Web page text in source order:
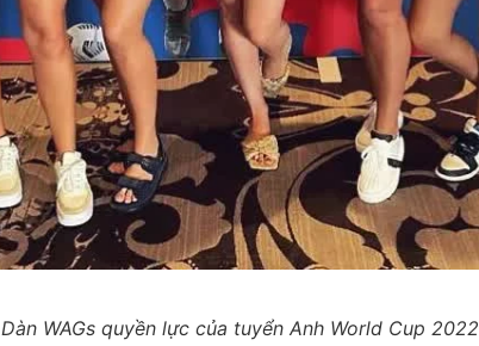
Dàn WAGs quyền lực của tuyển Anh World Cup 2022